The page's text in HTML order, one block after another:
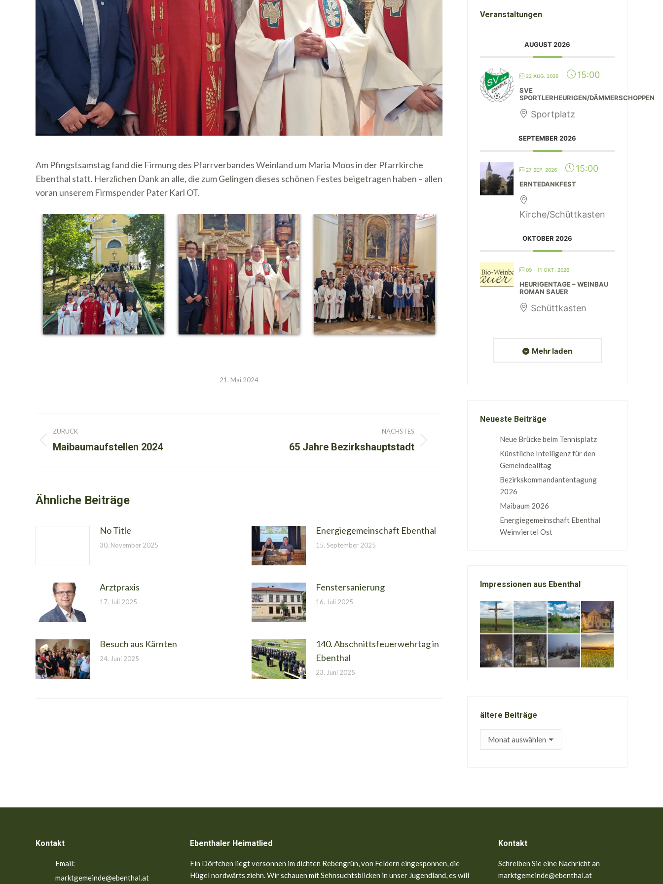
Am Pfingstsamstag fand die Firmung des Pfarrverbandes Weinland um Maria Moos in der Pfarrkirche
Ebenthal statt. Herzlichen Dank an alle, die zum Gelingen dieses schönen Festes beigetragen haben – allen
voran unserem Firmspender Pater Karl OT.
21. Mai 2024
Kommentarnavigation
ZURÜCK
Vorheriger
Maibaumaufstellen 2024
NÄCHSTES
65 Jahre Bezirkshauptstadt
Ähnliche Beiträge
No Title
30. November 2025
Energiegemeinschaft Ebenthal
15. September 2025
Arztpraxis
17. Juli 2025
Fenstersanierung
16. Juli 2025
Besuch aus Kärnten
24. Juni 2025
140. Abschnittsfeuerwehrtag in
Ebenthal
23. Juni 2025
Veranstaltungen
AUGUST 2026
22 AUG. 2026 15:00
SVE
SPORTLERHEURIGEN/DÄMMERSCHOPPEN
Sportplatz
SEPTEMBER 2026
27 SEP. 2026 15:00
ERNTEDANKFEST
Kirche/Schüttkasten
OKTOBER 2026
09 - 11 OKT. 2026
HEURIGENTAGE – WEINBAU
ROMAN SAUER
Schüttkasten
Mehr laden
Neueste Beiträge
Neue Brücke beim Tennisplatz
Künstliche Intelligenz für den
Gemeindealltag
Bezirkskommandantentagung
2026
Maibaum 2026
Energiegemeinschaft Ebenthal
Weinviertel Ost
Impressionen aus Ebenthal
ältere Beiträge
Kontakt
Email:
marktgemeinde@ebenthal.at
Ebenthaler Heimatlied
Ein Dörfchen liegt versonnen im dichten Rebengrün, von Feldern eingesponnen, die
Hügel nordwärts ziehn. Wir schauen mit Sehnsuchtsblicken in unser Jugendland, es will
Kontakt
Schreiben Sie eine Nachricht an
marktgemeinde@ebenthal.at